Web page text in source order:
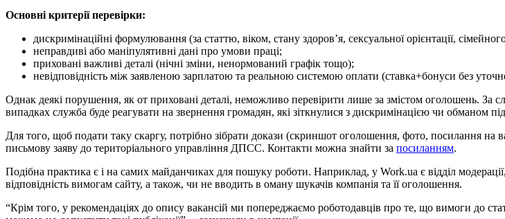
Основні критерії перевірки:
дискримінаційні формулювання (за статтю, віком, стану здоров’я, сексуальної орієнтації,
неправдиві або маніпулятивні дані про умови праці;
приховані важливі деталі (нічні зміни, ненормований графік тощо);
невідповідність між заявленою зарплатою та реальною системою оплати (ставка+бонуси без
Однак деякі порушення, як от приховані деталі, неможливо перевірити лише за змістом оголошень.
випадках служба буде реагувати на звернення громадян, які зіткнулися з дискримінацією чи обманом
Для того, щоб подати таку скаргу, потрібно зібрати докази (скриншот оголошення, фото, посилання на
письмову заяву до територіального управління ДПСС. Контакти можна знайти за посиланням.
Подібна практика є і на самих майданчиках для пошуку роботи. Наприклад, у Work.ua є відділ модерації,
відповідність вимогам сайту, а також, чи не вводить в оману шукачів компанія та її оголошення.
“Крім того, у рекомендаціях до опису вакансій ми попереджаємо роботодавців про те, що вимоги до